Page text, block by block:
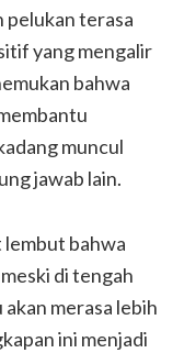
pelukan terasa
yang mengalir
bahwa
muncul
jawab lain.
bahwa
di tengah
merasa lebih
ini menjadi